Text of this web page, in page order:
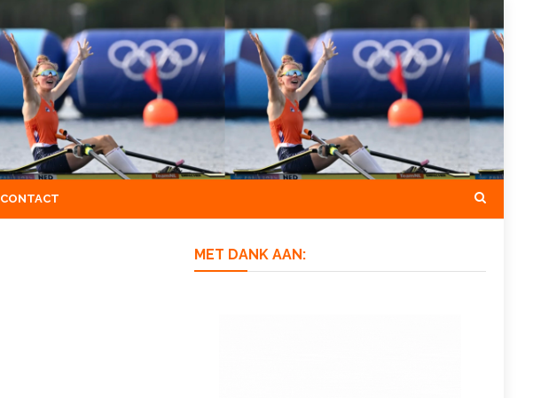
CONTACT
MET DANK AAN: